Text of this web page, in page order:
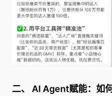
二、 AI Agent赋能：如